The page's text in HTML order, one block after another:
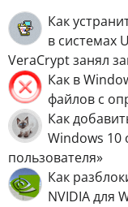
Как
в системах
VeraCrypt занял
Как в
файлов с
Как
Windows 10
пользователя»
Как
NVIDIA для